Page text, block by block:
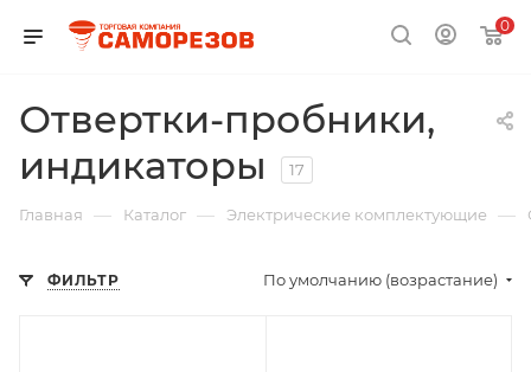
0
Отвертки-пробники,
индикаторы
17
Главная — Каталог — Электрические комплектующие —
ФИЛЬТР По умолчанию (возрастание)